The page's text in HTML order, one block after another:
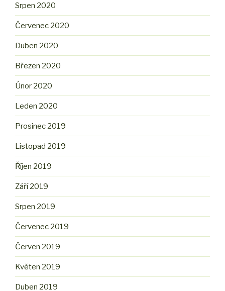
Srpen 2020
Červenec 2020
Duben 2020
Březen 2020
Únor 2020
Leden 2020
Prosinec 2019
Listopad 2019
Říjen 2019
Září 2019
Srpen 2019
Červenec 2019
Červen 2019
Květen 2019
Duben 2019